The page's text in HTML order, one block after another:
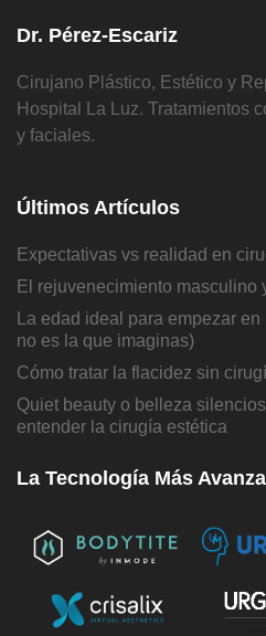
Dr. Pérez-Escariz
Cirujano Plástico, Estético y
Hospital La Luz. Tratamientos
y faciales.
Últimos Artículos
Expectativas vs realidad en
El rejuvenecimiento masculino
La edad ideal para empezar
no es la que imaginas)
Cómo tratar la flacidez sin
Quiet beauty o belleza
entender la cirugía estética
La Tecnología Más